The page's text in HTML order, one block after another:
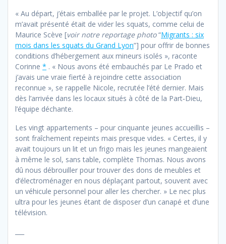
« Au départ, j’étais emballée par le projet. L’objectif qu’on
m’avait présenté était de vider les squats, comme celui de
Maurice Scève [voir notre reportage photo“Migrants : six
mois dans les squats du Grand Lyon”] pour offrir de bonnes
conditions d’hébergement aux mineurs isolés », raconte
Corinne * . « Nous avons été embauchés par Le Prado et
j’avais une vraie fierté à rejoindre cette association
reconnue », se rappelle Nicole, recrutée l’été dernier. Mais
dès l’arrivée dans les locaux situés à côté de la Part‐Dieu,
l’équipe déchante.
Les vingt appartements – pour cinquante jeunes accueillis –
sont fraîchement repeints mais presque vides. « Certes, il y
avait toujours un lit et un frigo mais les jeunes mangeaient
à même le sol, sans table, complète Thomas. Nous avons
dû nous débrouiller pour trouver des dons de meubles et
d’électroménager en nous déplaçant partout, souvent avec
un véhicule personnel pour aller les chercher. » Le nec plus
ultra pour les jeunes étant de disposer d’un canapé et d’une
télévision.